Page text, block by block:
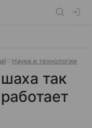
Наука и технологии
так